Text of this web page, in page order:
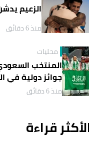
الزعيم
منذ 6 دقائق
محليات
جوائز دولية في
منذ 6 دقائق
قراءة